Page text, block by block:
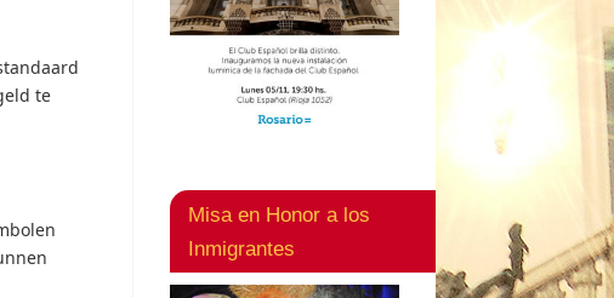
te
Misa en Honor a los
Inmigrantes